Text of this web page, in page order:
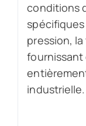
conditions
pression,
fournissant
industrielle.